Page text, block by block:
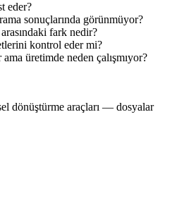
eder?
sonuçlarında görünmüyor?
fark nedir?
kontrol eder mi?
üretimde neden çalışmıyor?
dönüştürme araçları — dosyalar